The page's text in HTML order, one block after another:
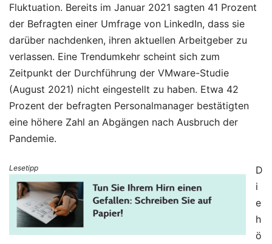
Fluktuation. Bereits im Januar 2021 sagten 41 Prozent
der Befragten einer Umfrage von LinkedIn, dass sie
darüber nachdenken, ihren aktuellen Arbeitgeber zu
verlassen. Eine Trendumkehr scheint sich zum
Zeitpunkt der Durchführung der VMware-Studie
(August 2021) nicht eingestellt zu haben. Etwa 42
Prozent der befragten Personalmanager bestätigten
eine höhere Zahl an Abgängen nach Ausbruch der
Pandemie.
Lesetipp
D
i
e
h
ö